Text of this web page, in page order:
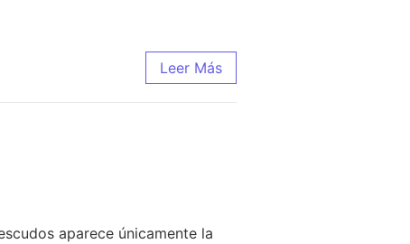
Leer Más
aparece únicamente la